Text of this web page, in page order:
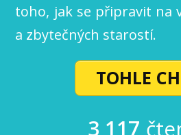
toho, jak se připravit na
a zbytečných starostí.
TOHLE
3 117